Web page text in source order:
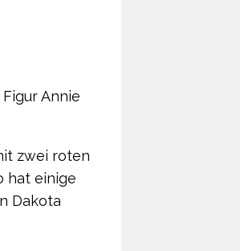
Annie
zwei roten
hat einige
Dakota